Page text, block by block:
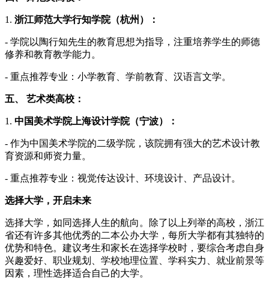
1. 浙江师范大学行知学院（杭州）：
- 学院以陶行知先生的教育思想为指导，注重培养学生的师德
修养和教育教学能力。
- 重点推荐专业：小学教育、学前教育、汉语言文学。
五、 艺术类高校：
1. 中国美术学院上海设计学院（宁波）：
- 作为中国美术学院的二级学院，该院拥有强大的艺术设计教
育资源和师资力量。
- 重点推荐专业：视觉传达设计、环境设计、产品设计。
选择大学，开启未来
选择大学，如同选择人生的航向。除了以上列举的高校，浙江
省还有许多其他优秀的二本公办大学，每所大学都有其独特的
优势和特色。建议考生和家长在选择学校时，要综合考虑自身
兴趣爱好、职业规划、学校地理位置、学科实力、就业前景等
因素，理性选择适合自己的大学。